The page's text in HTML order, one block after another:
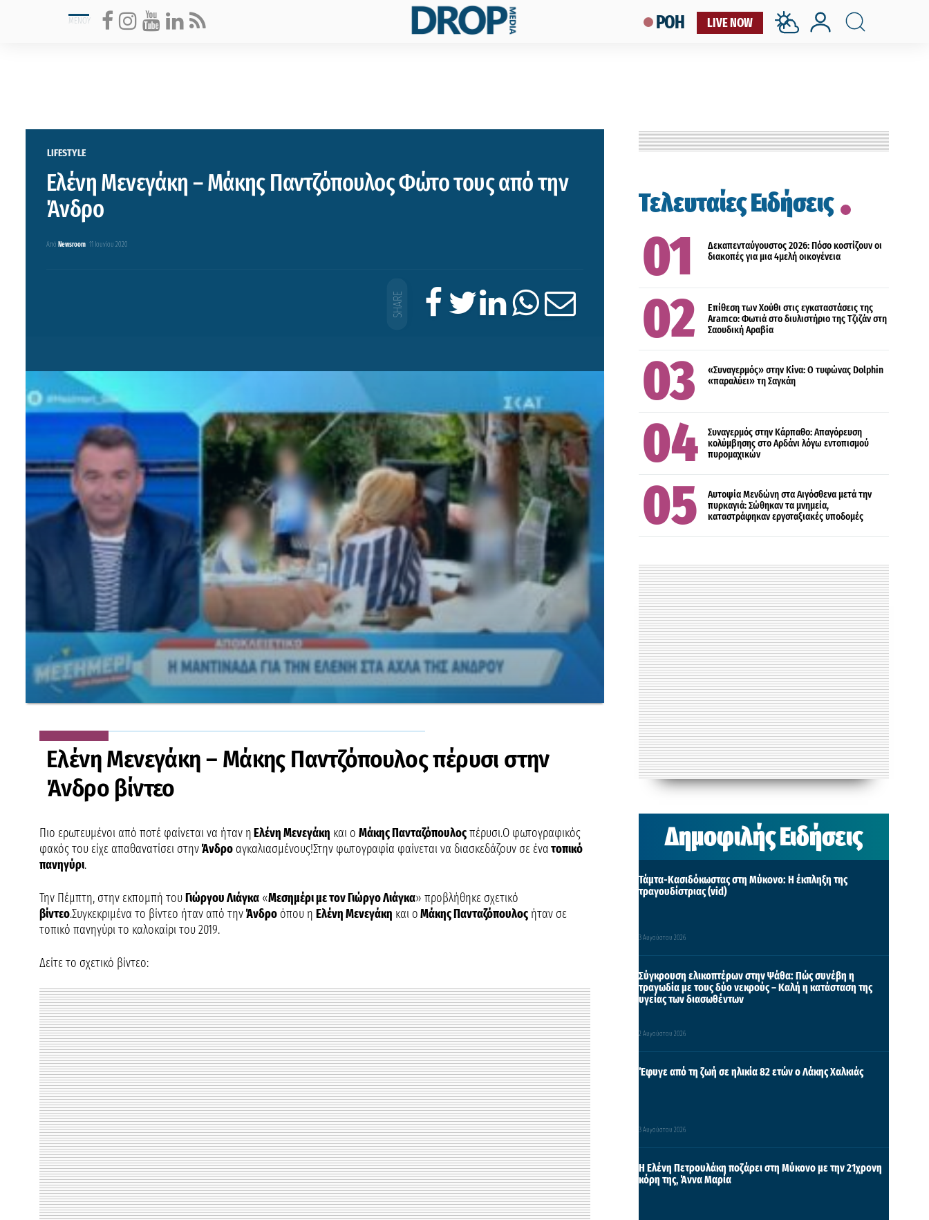
LIVE NOW
ΡΟΗ
LIFESTYLE
Ελένη Μενεγάκη – Μάκης Παντζόπουλος Φώτο τους από την
Άνδρο
Από Newsroom 11 Ιουνίου 2020
Ελένη Μενεγάκη – Μάκης Παντζόπουλος πέρυσι στην
Άνδρο βίντεο
Πιο ερωτευμένοι από ποτέ φαίνεται να ήταν ηΕλένη Μενεγάκη και ο Μάκης Πανταζόπουλοςπέρυσι.Ο φωτογραφικός
φακός του είχε απαθανατίσει στηνΆνδρο αγκαλιασμένους!Στην φωτογραφία φαίνεται να διασκεδάζουν σε ένατοπικό
πανηγύρι.
Την Πέμπτη, στην εκπομπή τουΓιώργου Λιάγκα «Μεσημέρι με τον Γιώργο Λιάγκα» προβλήθηκε σχετικό
βίντεο.Συγκεκριμένα το βίντεο ήταν από τηνΆνδρο όπου η Ελένη Μενεγάκη και οΜάκης Πανταζόπουλος ήταν σε
τοπικό πανηγύρι το καλοκαίρι του 2019.
Δείτε το σχετικό βίντεο:
Τελευταίες Ειδήσεις
Δεκαπενταύγουστος 2026: Πόσο κοστίζουν οι
διακοπές για μια 4μελή οικογένεια
ΔΙΕΘΝΗ
Επίθεση των Χούθι στις εγκαταστάσεις της
Aramco: Φωτιά στο διυλιστήριο της Τζιζάν στη
Σαουδική Αραβία
ΔΙΕΘΝΗ
«Συναγερμός» στην Κίνα: Ο τυφώνας Dolphin
«παραλύει» τη Σαγκάη
ΕΛΛΑΔΑ
Συναγερμός στην Κάρπαθο: Απαγόρευση
κολύμβησης στο Αρδάνι λόγω εντοπισμού
πυρομαχικών
ΠΟΛΙΤΙΣΜΟΣ
Αυτοψία Μενδώνη στα Αιγόσθενα μετά την
πυρκαγιά: Σώθηκαν τα μνημεία,
καταστράφηκαν εργοταξιακές υποδομές
Δημοφιλής Ειδήσεις
Τάμτα-Κασιδόκωστας στη Μύκονο: Η έκπληξη της
τραγουδίστριας (vid)
3 Αυγούστου 2026
Σύγκρουση ελικοπτέρων στην Ψάθα: Πώς συνέβη η
τραγωδία με τους δύο νεκρούς – Καλή η κατάσταση της
υγείας των διασωθέντων
2 Αυγούστου 2026
Έφυγε από τη ζωή σε ηλικία 82 ετών ο Λάκης Χαλκιάς
3 Αυγούστου 2026
Η Ελένη Πετρουλάκη ποζάρει στη Μύκονο με την 21χρονη
κόρη της, Άννα Μαρία